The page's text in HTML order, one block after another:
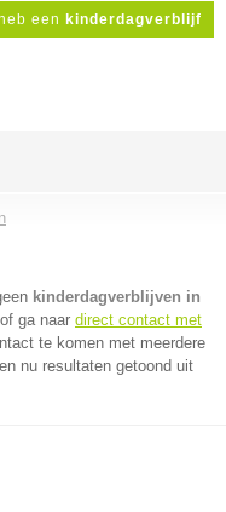
heb een kinderdagverblijf
kinderdagverblijven in
of ga naar direct contact met
te komen met meerdere
nu resultaten getoond uit